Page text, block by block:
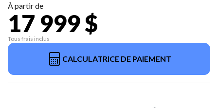
À partir de
17 999 $
Tous frais inclus
CALCULATRICE DE PAIEMENT